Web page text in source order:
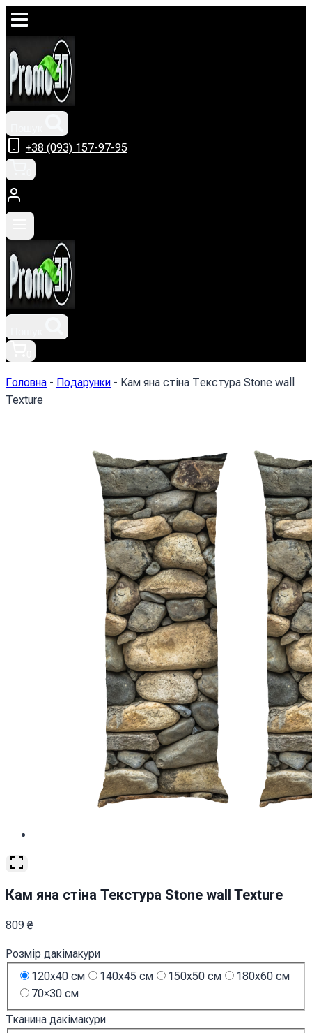
Перейти
до
вмісту
+38 (093) 157-97-95
Головна - Подарунки - Кам яна стіна Текстура Stone wall
Texture
Кам яна стіна Текстура Stone wall Texture
809 ₴
Розмір дакімакури
120x40 см
140x45 см 150x50 см
180x60 см
70×30 см
Тканина дакімакури